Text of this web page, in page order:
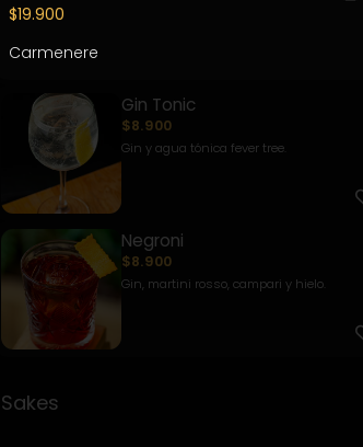
Gin Tonic
$8.900
Gin y agua tónica fever tree.
Negroni
$8.900
Gin, martini rosso, campari y hielo.
Sakes
$19.900
Carmenere